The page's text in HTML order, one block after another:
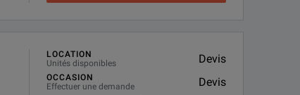
LOCATION
Unités disponibles
Devis
OCCASION
Effectuer une demande
Devis